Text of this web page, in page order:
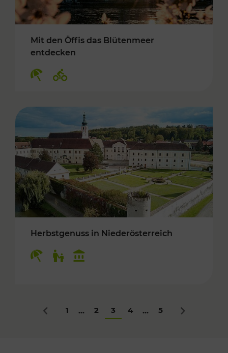
Mit den Öffis das Blütenmeer
entdecken
Herbstgenuss in Niederösterreich
Zurück
1 ... 2 3 4 ... 5 Nächstes